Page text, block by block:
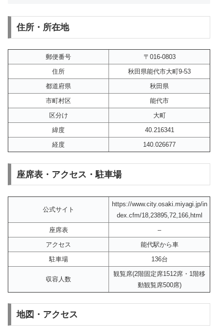
住所・所在地
郵便番号
〒016-0803
住所
秋田県能代市大町9-53
都道府県
秋田県
市町村区
能代市
区分け
大町
緯度
40.216341
経度
140.026677
座席表・アクセス・駐車場
公式サイト
https://www.city.osaki.miyagi.jp/in
dex.cfm/18,23895,72,166,html
座席表
–
アクセス
能代駅から車
駐車場
136台
収容人数
観覧席(2階固定席1512席・1階移
動観覧席500席)
地図・アクセス